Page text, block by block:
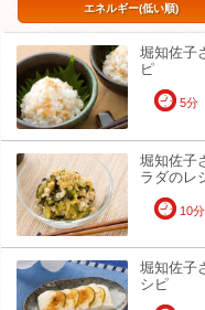
エネルギー(低い順)
堀知佐子
ピ
5分
堀知佐子
ラダのレ
10分
堀知佐子
シピ